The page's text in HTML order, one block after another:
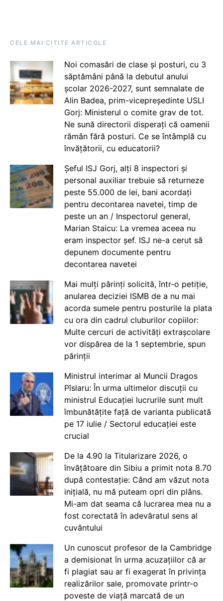
CELE MAI CITITE ARTICOLE
Noi comasări de clase și posturi, cu 3
săptămâni până la debutul anului
școlar 2026-2027, sunt semnalate de
Alin Badea, prim-vicepreședinte USLI
Gorj: Ministerul o comite grav de tot.
Ne sună directorii disperați că oamenii
rămân fără posturi. Ce se întâmplă cu
învățătorii, cu educatorii?
Șeful ISJ Gorj, alți 8 inspectori și
personal auxiliar trebuie să returneze
peste 55.000 de lei, bani acordați
pentru decontarea navetei, timp de
peste un an / Inspectorul general,
Marian Staicu: La vremea aceea nu
eram inspector șef. ISJ ne-a cerut să
depunem documente pentru
decontarea navetei
Mai mulți părinți solicită, într-o petiție,
anularea deciziei ISMB de a nu mai
acorda sumele pentru posturile la plata
cu ora din cadrul cluburilor copiilor:
Multe cercuri de activități extrașcolare
vor dispărea de la 1 septembrie, spun
părinții
Ministrul interimar al Muncii Dragos
Pîslaru: În urma ultimelor discuții cu
ministrul Educației lucrurile sunt mult
îmbunătățite față de varianta publicată
pe 17 iulie / Sectorul educației este
crucial
De la 4.90 la Titularizare 2026, o
învățătoare din Sibiu a primit nota 8.70
după contestație: Când am văzut nota
inițială, nu mă puteam opri din plâns.
Mi-am dat seama că lucrarea mea nu a
fost corectată în adevăratul sens al
cuvântului
Un cunoscut profesor de la Cambridge
a demisionat în urma acuzațiilor că ar
fi plagiat sau ar fi exagerat în privința
realizărilor sale, promovate printr-o
poveste de viață marcată de un